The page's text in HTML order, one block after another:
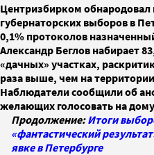
Центризбирком обнародовал
губернаторских выборов в
0,1% протоколов
Александр Беглов набирает
«дачных» участках,
раза выше, чем на
Наблюдатели сообщили об
желающих голосовать на дому
Продолжение:Итоги
«фантастический
явке в Петербурге